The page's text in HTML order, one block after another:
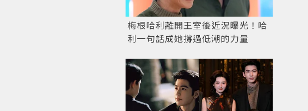
梅根哈利離開王室後近況曝光！哈
利一句話成她撐過低潮的力量